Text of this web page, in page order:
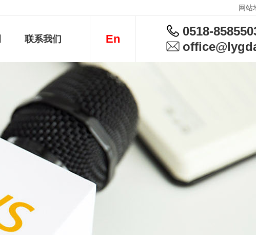
网站
联系我们 En
0518-